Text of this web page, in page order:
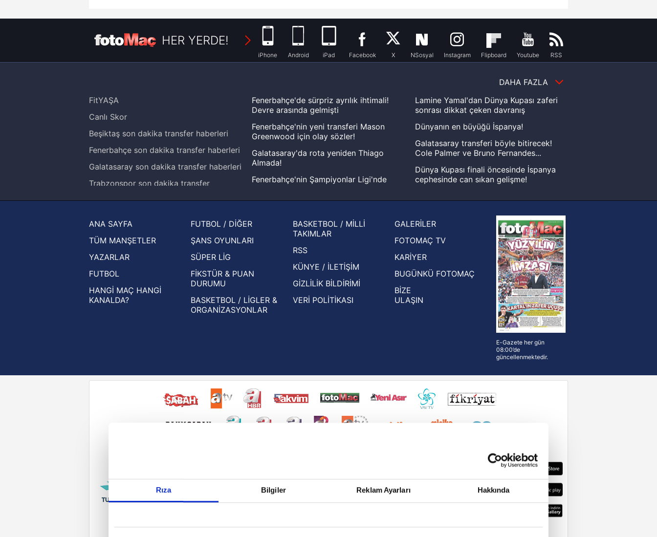
Rıza Bilgiler Reklam Ayarları Hakkında
Reddet
HER YERDE!
iPhone Android iPad Facebook X NSosyal Instagram Flipboard Youtube RSS
DAHA FAZLA
FitYAŞA
Canlı Skor
Beşiktaş son dakika transfer haberleri
Fenerbahçe son dakika transfer haberleri
Galatasaray son dakika transfer haberleri
Trabzonspor son dakika transfer
Ziraat Türkiye Kupası haberleri
UEFA Şampiyonlar Ligi haberleri
UEFA Avrupa Ligi haberleri
UEFA Konferans Ligi haberleri
Fenerbahçe'de sürpriz ayrılık ihtimali!
Devre arasında gelmişti
Fenerbahçe'nin yeni transferi Mason
Greenwood için olay sözler!
Galatasaray'da rota yeniden Thiago
Almada!
Fenerbahçe'nin Şampiyonlar Ligi'nde
Zabrze'yi elerlerse...
basından gündem olan manşetler!
Beşiktaş'ın UEFA Avrupa Ligi'nde 3. Ön
Eleme Turu muhtemel rakipleri belli oldu!
Lamine Yamal'dan Dünya Kupası zaferi
sonrası dikkat çeken davranış
Dünyanın en büyüğü İspanya!
Galatasaray transferi böyle bitirecek!
Cole Palmer ve Bruno Fernandes...
Dünya Kupası finali öncesinde İspanya
cephesinde can sıkan gelişme!
Hernan Crespo, Meksika Ligi
ekiplerinden Atlas'ın yeni teknik direktörü
oldu
ANA SAYFA
TÜM MANŞETLER
YAZARLAR
FUTBOL
HANGİ MAÇ HANGİ
KANALDA?
FUTBOL / DİĞER
ŞANS OYUNLARI
SÜPER LİG
FİKSTÜR & PUAN
DURUMU
BASKETBOL / LİGLER &
ORGANİZASYONLAR
BASKETBOL / MİLLİ
TAKIMLAR
RSS
KÜNYE / İLETİŞİM
GİZLİLİK BİLDİRİMİ
VERİ POLİTİKASI
GALERİLER
FOTOMAÇ TV
KARİYER
BUGÜNKÜ FOTOMAÇ
BİZE
ULAŞIN
E-Gazete her gün
08:00’de
güncellenmektedir.